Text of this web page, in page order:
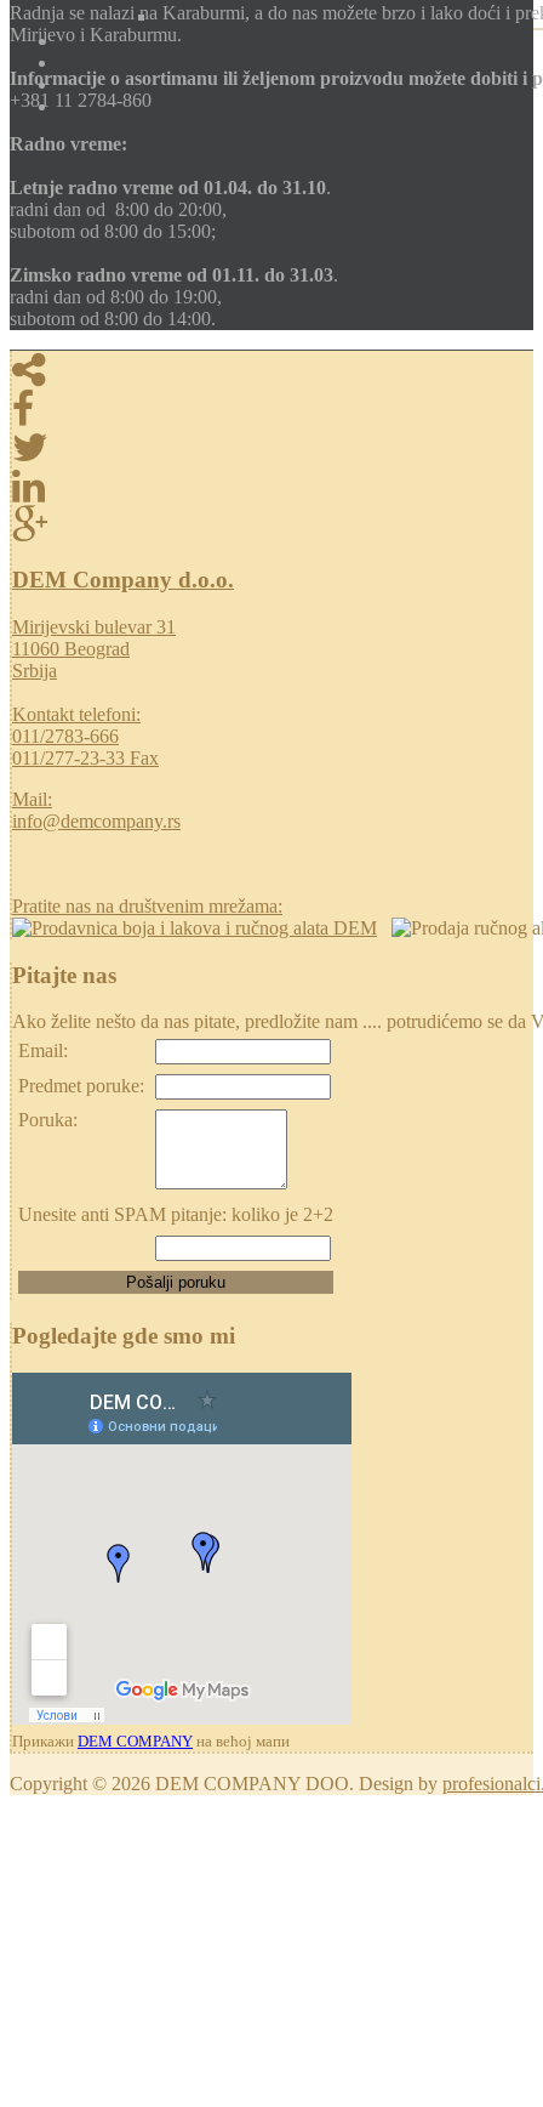
Radnja se nalazi na Karaburmi, a do nas možete brzo i lako doći i
Mirijevo i Karaburmu.
Informacije o asortimanu ili željenom proizvodu možete dobiti i
+381 11 2784-860
Radno vreme:
Letnje radno vreme od 01.04. do 31.10.
radni dan od 8:00 do 20:00,
subotom od 8:00 do 15:00;
Zimsko radno vreme od 01.11. do 31.03.
radni dan od 8:00 do 19:00,
subotom od 8:00 do 14:00.
DEM Company d.o.o.
Mirijevski bulevar 31
11060 Beograd
Srbija
Kontakt telefoni:
011/2783-666
011/277-23-33 Fax
Mail:
info@demcompany.rs
Pratite nas na društvenim mrežama:
Pitajte nas
Ako želite nešto da nas pitate, predložite nam .... potrudićemo se
Email:
Predmet poruke:
Poruka:
Unesite anti SPAM pitanje: koliko je 2+2
Pogledajte gde smo mi
Прикажи DEM COMPANY на већој мапи
Copyright © 2026 DEM COMPANY DOO. Design by